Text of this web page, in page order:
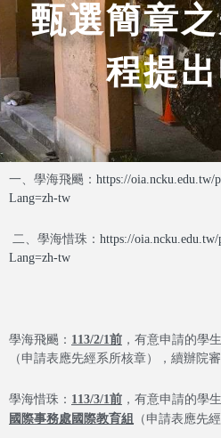
甄選簡章
程提
一、學海飛颺： https://oia.ncku.edu.tw/
Lang=zh-tw
二、學海惜珠： https://
Lang=zh-tw
學海飛颺： 113/2/1前 ，有意申請的學
（申請表應先經系所核章），續辦院審
學海惜珠： 113/3/1前 ，有意申請的學
國際事務處國際教育組
（申請表應先